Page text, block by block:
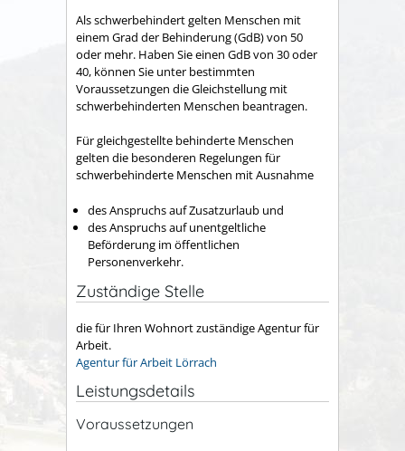
Als schwerbehindert gelten Menschen mit
einem Grad der Behinderung (GdB) von 50
oder mehr. Haben Sie einen GdB von 30 oder
40, können Sie unter bestimmten
Voraussetzungen die Gleichstellung mit
schwerbehinderten Menschen beantragen.
Für gleichgestellte behinderte Menschen
gelten die besonderen Regelungen für
schwerbehinderte Menschen mit Ausnahme
des Anspruchs auf Zusatzurlaub und
des Anspruchs auf unentgeltliche
Beförderung im öffentlichen
Personenverkehr.
Zuständige Stelle
die für Ihren Wohnort zuständige Agentur für
Arbeit.
Agentur für Arbeit Lörrach
Leistungsdetails
Voraussetzungen